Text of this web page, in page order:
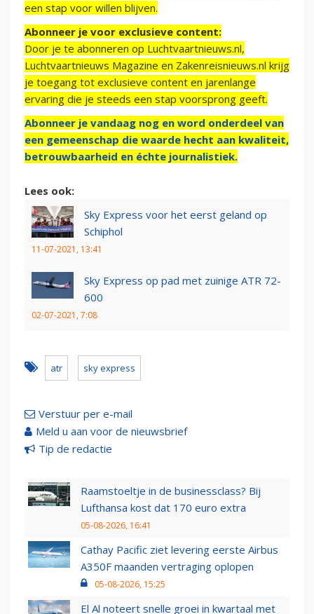
een stap voor willen blijven.
Abonneer je voor exclusieve content:
Door je te abonneren op Luchtvaartnieuws.nl,
Luchtvaartnieuws Magazine en Zakenreisnieuws.nl krijg
je toegang tot exclusieve content en jarenlange
ervaring die je steeds een stap voorsprong geeft.
Abonneer je vandaag nog en word onderdeel van
een gemeenschap die waarde hecht aan kwaliteit,
betrouwbaarheid en échte journalistiek.
Lees ook:
Sky Express voor het eerst geland op
Schiphol
11-07-2021, 13:41
Sky Express op pad met zuinige ATR 72-
600
02-07-2021, 7:08
atr sky express
Verstuur per e-mail
Meld u aan voor de nieuwsbrief
Tip de redactie
Raamstoeltje in de businessclass? Bij
Lufthansa kost dat 170 euro extra
05-08-2026, 16:41
Cathay Pacific ziet levering eerste Airbus
A350F maanden vertraging oplopen
05-08-2026, 15:25
El Al noteert snelle groei in kwartaal met